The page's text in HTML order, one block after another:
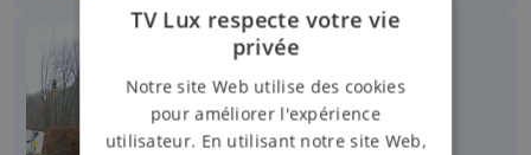
TV Lux respecte votre vie
privée
Notre site Web utilise des cookies
pour améliorer l'expérience
utilisateur. En utilisant notre site Web,